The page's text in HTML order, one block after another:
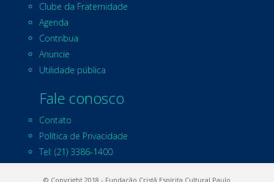
Clube da Fraternidade
Agenda
Contribua
Anuncie
Utilidade pública
Fale conosco
Contato
Política de Privacidade
Tel: (21) 3386-1400
© Copyright 2018 - Fundação Cristã Espírita Cultural Paulo